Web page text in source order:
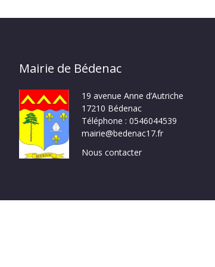
Mairie de Bédenac
19 avenue Anne d’Autriche
17210 Bédenac
Téléphone : 0546044539
mairie@bedenac17.fr
Nous contacter